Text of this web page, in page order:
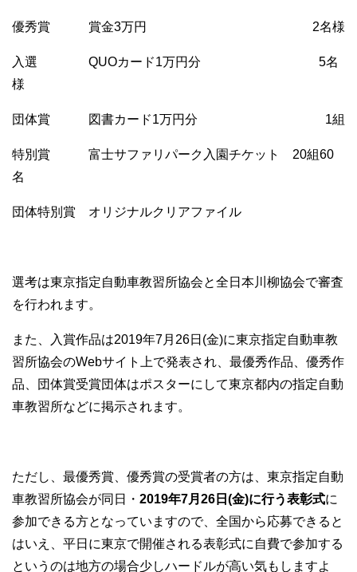
優秀賞 賞金3万円 2名様
入選 QUOカード1万円分 5名
様
団体賞 図書カード1万円分 1組
特別賞 富士サファリパーク入園チケット 20組60
名
団体特別賞 オリジナルクリアファイル
選考は東京指定自動車教習所協会と全日本川柳協会で審査
を行われます。
また、入賞作品は2019年7月26日(金)に東京指定自動車教
習所協会のWebサイト上で発表され、最優秀作品、優秀作
品、団体賞受賞団体はポスターにして東京都内の指定自動
車教習所などに掲示されます。
ただし、最優秀賞、優秀賞の受賞者の方は、東京指定自動
車教習所協会が同日・ 2019年7月26日(金)に行う表彰式に
参加できる方となっていますので、全国から応募できると
はいえ、平日に東京で開催される表彰式に自費で参加する
というのは地方の場合少しハードルが高い気もしますよ